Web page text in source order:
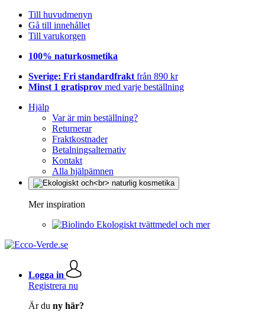
Till huvudmenyn
Gå till innehållet
Till varukorgen
100% naturkosmetika
Sverige: Fri standardfrakt från 890 kr
Minst 1 gratisprov med varje beställning
Hjälp
Var är min beställning?
Returnerar
Fraktkostnader
Betalningsalternativ
Kontakt
Alla hjälpämnen
Mer inspiration
Ekologiskt tvättmedel och mer
Logga in
Registrera nu
Är du ny här?